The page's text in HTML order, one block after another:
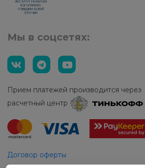
Мы в соцсетях:
Прием платежей производится через
расчетный центр
Договор оферты